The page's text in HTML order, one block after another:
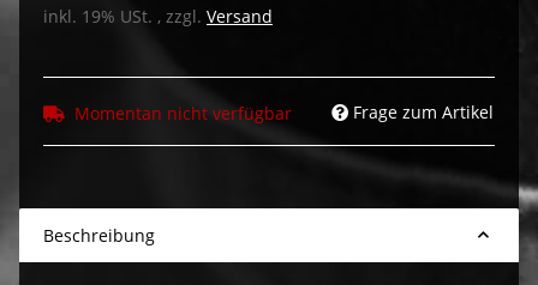
inkl. 19% USt. , zzgl. Versand
Momentan nicht verfügbar Frage zum Artikel
Beschreibung